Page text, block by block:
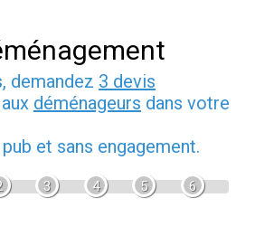
demandez 3 devis
aux déménageurs dans votre
et sans engagement.
3 4 5 6